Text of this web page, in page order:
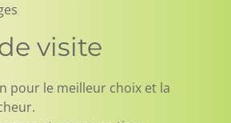
visite
pour le meilleur choix et la